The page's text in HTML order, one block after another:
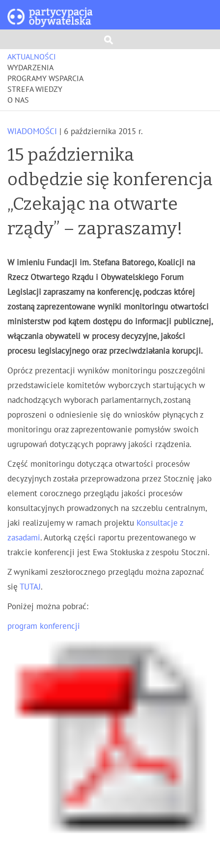
AKTUALNOŚCI
WYDARZENIA
PROGRAMY WSPARCIA
STREFA WIEDZY
O NAS
WIADOMOŚCI | 6 października 2015 r.
15 października
odbędzie się konferencja
„Czekając na otwarte
rządy” – zapraszamy!
W imieniu Fundacji im. Stefana Batorego, Koalicji na
Rzecz Otwartego Rządu i Obywatelskiego Forum
Legislacji zapraszamy na konferencję, podczas której
zostaną zaprezentowane wyniki monitoringu otwartości
ministerstw pod kątem dostępu do informacji publicznej,
włączania obywateli w procesy decyzyjne, jakości
procesu legislacyjnego oraz przeciwdziałania korupcji.
Oprócz prezentacji wyników monitoringu poszczególni
przedstawiciele komitetów wyborczych startujących w
nadchodzących wyborach parlamentarnych, zostaną
poproszeni o odniesienie się do wniosków płynących z
monitoringu oraz zaprezentowanie pomysłów swoich
ugrupowań dotyczących poprawy jakości rządzenia.
Część monitoringu dotycząca otwartości procesów
decyzyjnych została przeprowadzona przez Stocznię jako
element corocznego przeglądu jakości procesów
konsultacyjnych prowadzonych na szczeblu centralnym,
jaki realizujemy w ramach projektu Konsultacje z
zasadami. Autorką części raportu prezentowanego w
trakcie konferencji jest Ewa Stokłuska z zespołu Stoczni.
Z wynikami zeszłorocznego przeglądu można zapoznać
się TUTAJ.
Poniżej można pobrać:
program konferencji